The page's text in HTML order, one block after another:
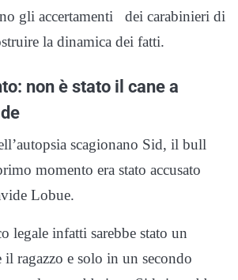
gli accertamenti dei carabinieri di
la dinamica dei fatti.
non è stato il cane a
scagionano Sid, il bull
momento era stato accusato
Lobue.
legale infatti sarebbe stato un
il ragazzo e solo in un secondo